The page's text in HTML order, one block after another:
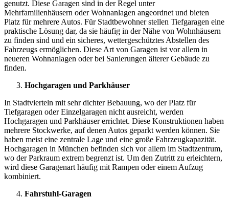
genutzt. Diese Garagen sind in der Regel unter
Mehrfamilienhäusern oder Wohnanlagen angeordnet und bieten
Platz für mehrere Autos. Für Stadtbewohner stellen Tiefgaragen eine
praktische Lösung dar, da sie häufig in der Nähe von Wohnhäusern
zu finden sind und ein sicheres, wettergeschütztes Abstellen des
Fahrzeugs ermöglichen. Diese Art von Garagen ist vor allem in
neueren Wohnanlagen oder bei Sanierungen älterer Gebäude zu
finden.
Hochgaragen und Parkhäuser
In Stadtvierteln mit sehr dichter Bebauung, wo der Platz für
Tiefgaragen oder Einzelgaragen nicht ausreicht, werden
Hochgaragen und Parkhäuser errichtet. Diese Konstruktionen haben
mehrere Stockwerke, auf denen Autos geparkt werden können. Sie
haben meist eine zentrale Lage und eine große Fahrzeugkapazität.
Hochgaragen in München befinden sich vor allem im Stadtzentrum,
wo der Parkraum extrem begrenzt ist. Um den Zutritt zu erleichtern,
wird diese Garagenart häufig mit Rampen oder einem Aufzug
kombiniert.
Fahrstuhl-Garagen